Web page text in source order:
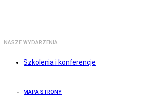
NASZE WYDARZENIA
Szkolenia i konferencje
MAPA STRONY